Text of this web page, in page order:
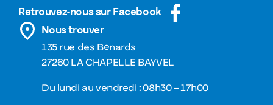
Retrouvez-nous sur Facebook
Nous trouver
135 rue des Bénards
27260 LA CHAPELLE BAYVEL
Du lundi au vendredi : 08h30 – 17h00